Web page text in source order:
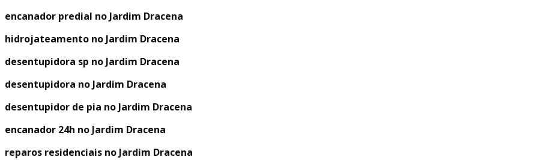
encanador predial no Jardim Dracena
hidrojateamento no Jardim Dracena
desentupidora sp no Jardim Dracena
desentupidora no Jardim Dracena
desentupidor de pia no Jardim Dracena
encanador 24h no Jardim Dracena
reparos residenciais no Jardim Dracena